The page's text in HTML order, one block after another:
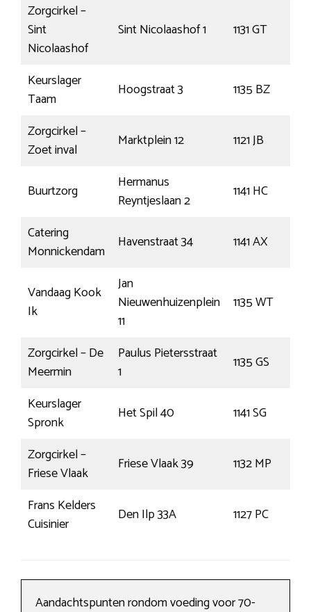
Zorgcirkel –
Sint
Nicolaashof
Sint Nicolaashof 1 1131 GT
Keurslager
Taam
Hoogstraat 3 1135 BZ
Zorgcirkel –
Zoet inval
Marktplein 12 1121 JB
Buurtzorg
Hermanus
Reyntjeslaan 2
1141 HC
Catering
Monnickendam
Havenstraat 34 1141 AX
Vandaag Kook
Ik
Jan
Nieuwenhuizenplein
11
1135 WT
Zorgcirkel – De
Meermin
Paulus Pietersstraat
1
1135 GS
Keurslager
Spronk
Het Spil 40 1141 SG
Zorgcirkel –
Friese Vlaak
Friese Vlaak 39 1132 MP
Frans Kelders
Cuisinier
Den Ilp 33A 1127 PC
Aandachtspunten rondom voeding voor 70-